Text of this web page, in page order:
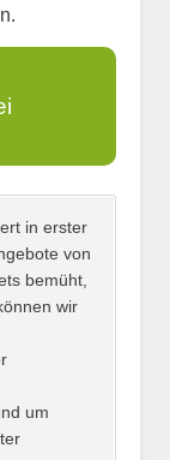
in erster
von
bemüht,
wir
um